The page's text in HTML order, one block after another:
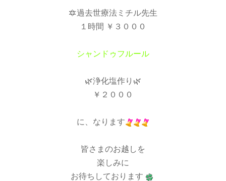
🔯過去世療法ミチル先生
１時間 ￥３０００
シャンドゥフルール
🌿浄化塩作り🌿
￥２０００
に、なります
皆さまのお越しを
楽しみに
お待ちしております